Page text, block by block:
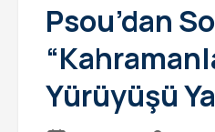
Psou’dan
Yürüyüşü